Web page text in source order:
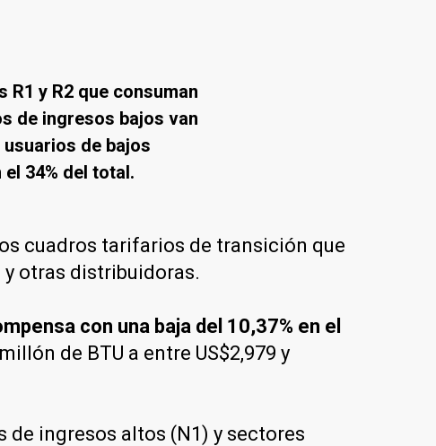
y R2 que consuman
de ingresos bajos van
usuarios de bajos
34% del total.
cuadros tarifarios de transición que
y otras distribuidoras.
con una baja del 10,37% en el
de BTU a entre US$2,979 y
de ingresos altos (N1) y sectores